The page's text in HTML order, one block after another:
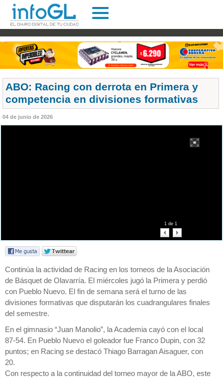
ABO: Racing con derrota en Primera y
competencia en divisiones formativas
04 de junio de 2026
1de 1
Continúa la actividad de Racing en los torneos de la Asociación
de Básquet de Olavarría. El miércoles jugó la Primera y perdió
con Pueblo Nuevo. El fin de semana será el turno de las
divisiones formativas que disputarán los cuadrangulares finales
del semestre.
En el gimnasio “Juan Manolio”, la Academia cayó con el local
87-54. En Pueblo Nuevo el goleador fue Franco Dupin, con 32
puntos; en Racing se destacó Thiago Barragan Aisaguer, con
20.
Con respecto a la continuidad del torneo mayor de la ABO, este